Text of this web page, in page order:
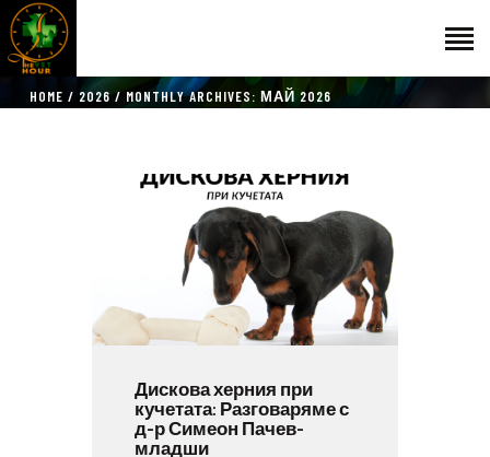
HOME 2026 MONTHLY ARCHIVES: МАЙ 2026
ЕКИП
THE VET HOUR
КОНТАКТ
Дискова херния при
кучетата: Разговаряме с
д-р Симеон Пачев-
младши